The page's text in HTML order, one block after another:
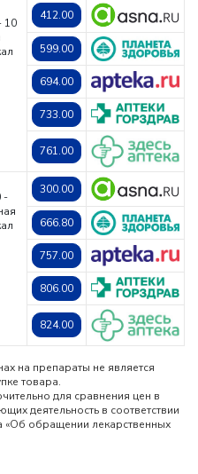
10
412.00
599.00
694.00
733.00
761.00
-
300.00
666.80
757.00
806.00
824.00
на препараты не является
товара.
для сравнения цен в
деятельность в соответствии
«Об обращении лекарственных